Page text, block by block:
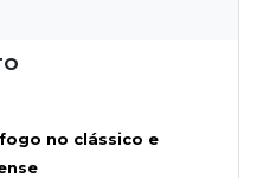
no clássico e